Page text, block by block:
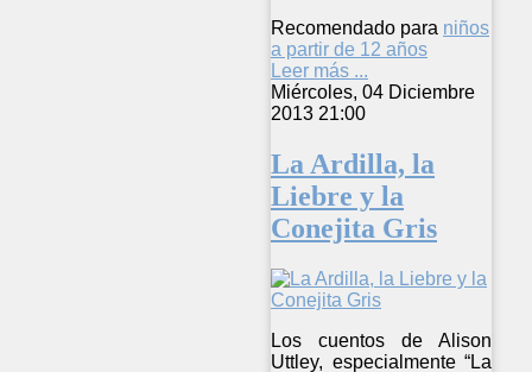
Recomendado para niños
a partir de 12 años
Leer más ...
Miércoles, 04 Diciembre
2013 21:00
La Ardilla, la
Liebre y la
Conejita Gris
Los cuentos de Alison
Uttley, especialmente “La